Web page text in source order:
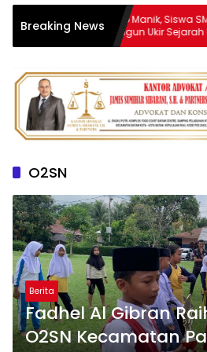
Breaking News
Baster Rapindo Manik, Siswa SMA
Purba Simalungun Ukir Sejarah Lolos
Tingkat Nasional
O2SN
Berita
Fadhel Al Gibran
O2SN Kecamatan